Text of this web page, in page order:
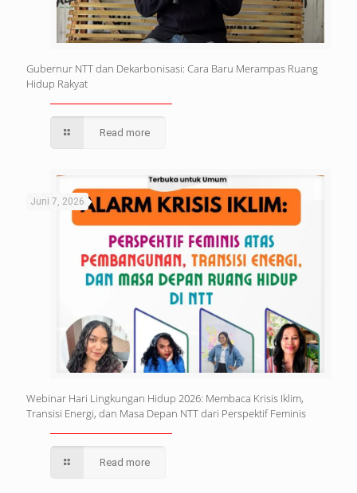
Gubernur NTT dan Dekarbonisasi: Cara Baru Merampas Ruang
Hidup Rakyat
Read more
Juni 7, 2026
Webinar Hari Lingkungan Hidup 2026: Membaca Krisis Iklim,
Transisi Energi, dan Masa Depan NTT dari Perspektif Feminis
Read more